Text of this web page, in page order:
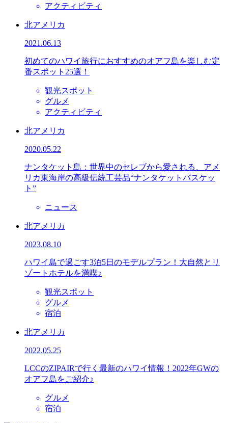
アクティビティ
北アメリカ
2021.06.13
初めてのハワイ旅行におすすめのオアフ島を楽しむ定
番スポット25選！
観光スポット
グルメ
アクティビティ
北アメリカ
2020.05.22
ナンタケット島：世界中のセレブから愛される、アメ
リカ東海岸の高級伝統工芸品“ナンタケットバスケッ
ト”
ニュース
北アメリカ
2023.08.10
ハワイ島で過ごす3泊5日のモデルプラン！大自然とリ
ゾートホテルを満喫♪
観光スポット
グルメ
宿泊
北アメリカ
2022.05.25
LCCのZIPAIRで行く最新のハワイ情報！2022年GWの
オアフ島をご紹介♪
グルメ
宿泊